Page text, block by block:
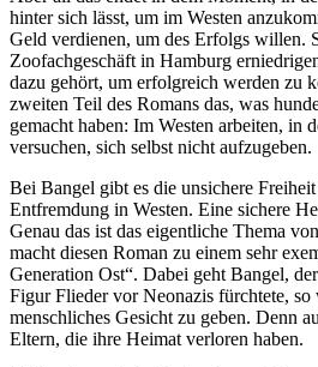
hinter sich lässt, um im Westen
Geld verdienen, um des Erfolgs willen.
Zoofachgeschäft in Hamburg
dazu gehört, um erfolgreich werden zu
zweiten Teil des Romans das, was
gemacht haben: Im Westen arbeiten, in
versuchen, sich selbst nicht aufzugeben.
Bei Bangel gibt es die unsichere
Entfremdung in Westen. Eine sichere
Genau das ist das eigentliche Thema
macht diesen Roman zu einem sehr
Generation Ost“. Dabei geht Bangel,
Figur Flieder vor Neonazis fürchtete, so
menschliches Gesicht zu geben. Denn
Eltern, die ihre Heimat verloren haben.